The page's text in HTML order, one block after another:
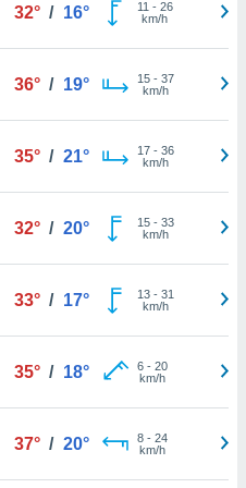
32° / 16° 11 - 26
km/h
36° / 19° 15- 37
km/h
35° / 21° 17- 36
km/h
32° / 20° 15- 33
km/h
33° / 17° 13- 31
km/h
35° / 18° 6- 20
km/h
37° / 20° 8- 24
km/h